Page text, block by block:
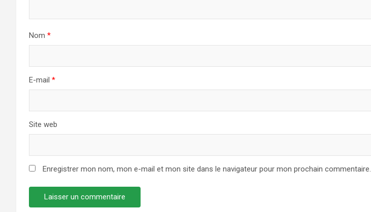
Nom *
E-mail *
Site web
Enregistrer mon nom, mon e-mail et mon site dans le navigateur pour mon prochain commentaire.